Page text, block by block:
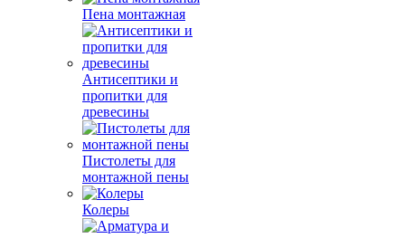
Пена монтажная
Антисептики и
пропитки для
древесины
Пистолеты для
монтажной пены
Колеры